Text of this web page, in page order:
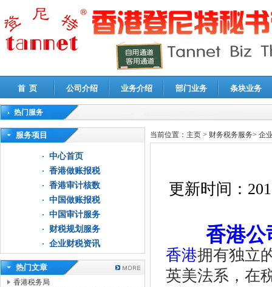
首 页 公司介绍 业务介绍 部门业务 条块业务
热门服务
高新技术企业认定审计|企业所得税汇算清缴申报鉴证
服务项目
中心首页
香港做账报税
香港审计核数
中国做账报税
中国审计服务
财税规划服务
企业财税资讯
热门文章
香港税务局
当前位置： 主页 > 财务税务服务> 企
更新时间：
香港公
香港拥有独立
英美法系，在